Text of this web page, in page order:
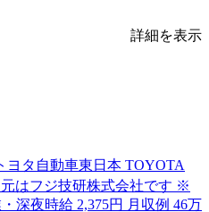
詳細を表示